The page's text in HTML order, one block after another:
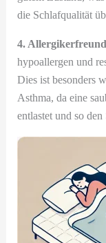
die Schlafqualität
4.
hypoallergen und
Dies ist besonders
Asthma, da eine
entlastet und so